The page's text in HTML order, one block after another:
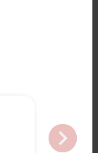
chevron_right